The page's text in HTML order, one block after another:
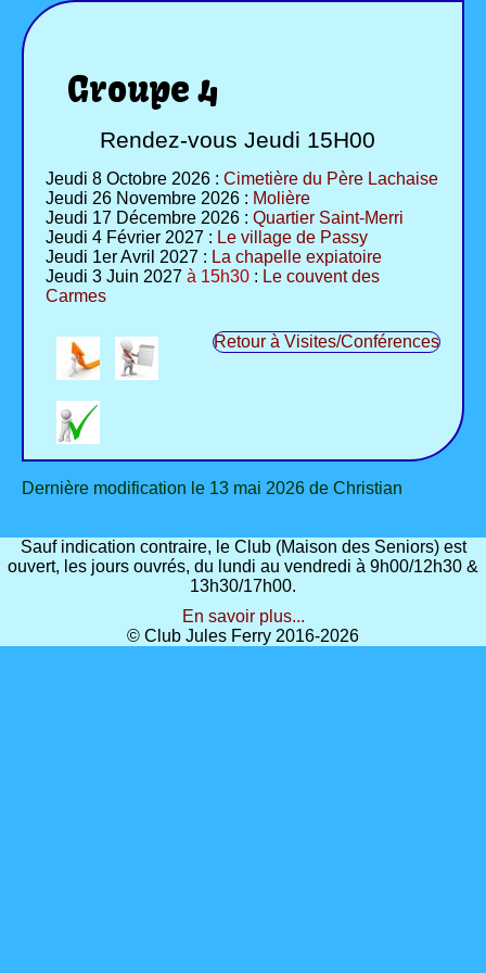
Groupe 4
Rendez-vous Jeudi 15H00
Jeudi 8 Octobre 2026 : Cimetière du Père Lachaise
Jeudi 26 Novembre 2026 : Molière
Jeudi 17 Décembre 2026 : Quartier Saint-Merri
Jeudi 4 Février 2027 : Le village de Passy
Jeudi 1er Avril 2027 : La chapelle expiatoire
Jeudi 3 Juin 2027 à 15h30 : Le couvent des
Carmes
Retour à Visites/Conférences
Dernière modification le 13 mai 2026 de Christian
Sauf indication contraire, le Club (Maison des Seniors) est
ouvert, les jours ouvrés, du lundi au vendredi à 9h00/12h30 &
13h30/17h00.
En savoir plus...
© Club Jules Ferry 2016-2026